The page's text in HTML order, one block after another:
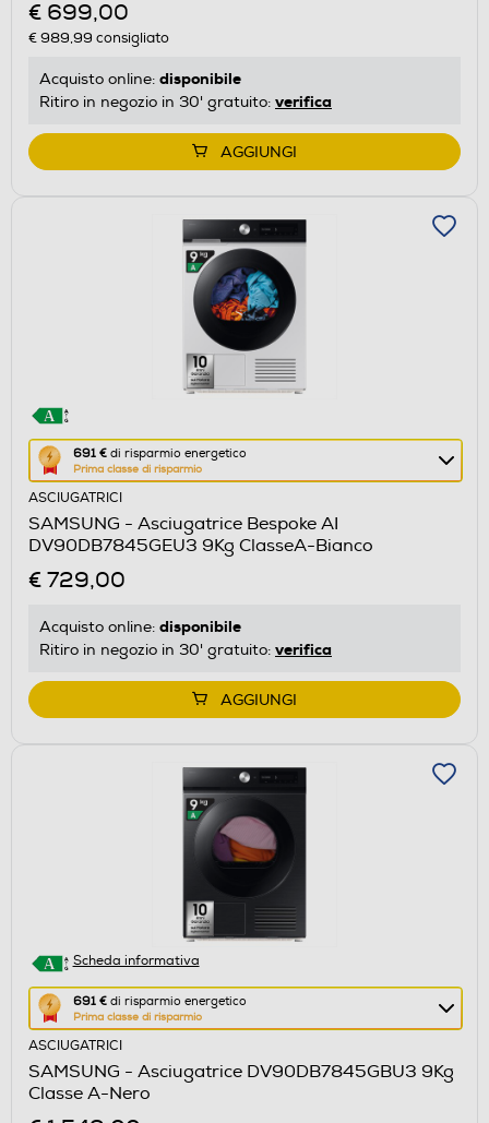
di
risparmio
energetico
di
€ 699,00
€ 989,99 consigliato
Acquisto online: disponibile
Ritiro in negozio in 30' gratuito: verifica
AGGIUNGI
691 € di risparmio energetico
Prima classe di risparmio
Questa
azione
aprirà
il
Calcolatore
di
energetico
di
Youreko.
ASCIUGATRICI
SAMSUNG - Asciugatrice Bespoke AI
DV90DB7845GEU3 9Kg ClasseA-Bianco
€ 729,00
Acquisto online: disponibile
Ritiro in negozio in 30' gratuito: verifica
AGGIUNGI
Scheda informativa
691 € di risparmio energetico
Prima classe di risparmio
Questa
azione
aprirà
il
Calcolatore
ASCIUGATRICI
SAMSUNG - Asciugatrice DV90DB7845GBU3 9Kg
Classe A-Nero